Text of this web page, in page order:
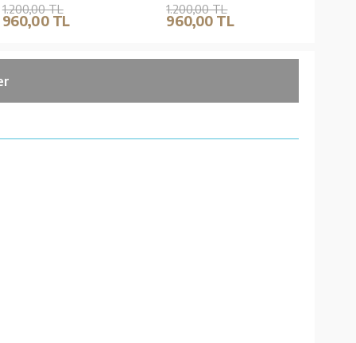
1.200,00 TL
960,00 TL
1.200,00 TL
960,00 TL